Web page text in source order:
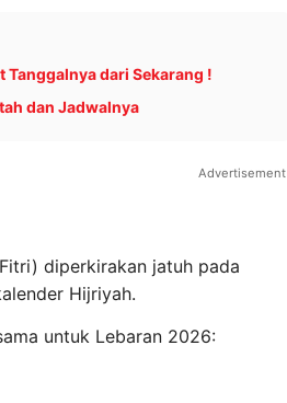
Tanggalnya dari Sekarang !
dan Jadwalnya
Advertisement
diperkirakan jatuh pada
Hijriyah.
untuk Lebaran 2026: